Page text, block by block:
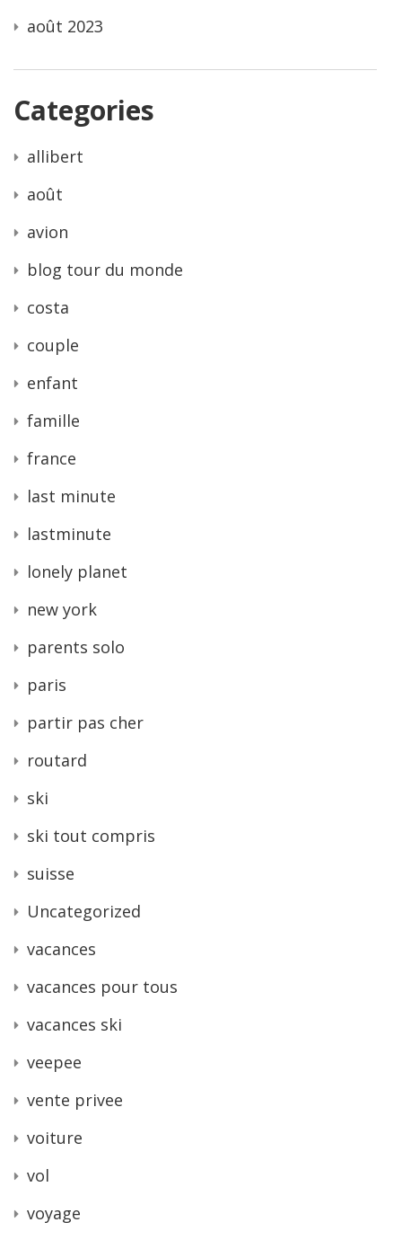
août 2023
Categories
allibert
août
avion
blog tour du monde
costa
couple
enfant
famille
france
last minute
lastminute
lonely planet
new york
parents solo
paris
partir pas cher
routard
ski
ski tout compris
suisse
Uncategorized
vacances
vacances pour tous
vacances ski
veepee
vente privee
voiture
vol
voyage